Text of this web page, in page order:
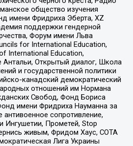
общество изучения
имени Фридриха Эберта, XZ
поддержки гендерной
Форум имени Льва
for International Education,
International Education,
Антальи, Открытый диалог, Школа
и государственной политики
канадский демократический
отношений им Нормана
Свобод, Фонд Бориса
имени Фридриха Науманна за
сопротивление,
Ингушетии, Прометей, Stop
живым, Фридом Хаус, СОТА
Лига Украины